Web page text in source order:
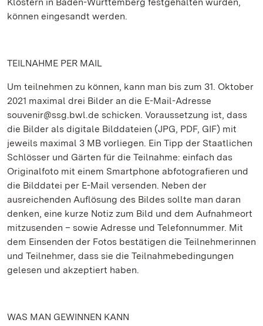
können eingesandt werden.
TEILNAHME PER MAIL
Um teilnehmen zu können, kann man bis zum 31. Oktober
2021 maximal drei Bilder an die E-Mail-Adresse
souvenir@ssg.bwl.de schicken. Voraussetzung ist, dass
die Bilder als digitale Bilddateien (JPG, PDF, GIF) mit
jeweils maximal 3 MB vorliegen. Ein Tipp der Staatlichen
Schlösser und Gärten für die Teilnahme: einfach das
Originalfoto mit einem Smartphone abfotografieren und
die Bilddatei per E-Mail versenden. Neben der
ausreichenden Auflösung des Bildes sollte man daran
denken, eine kurze Notiz zum Bild und dem Aufnahmeort
mitzusenden – sowie Adresse und Telefonnummer. Mit
dem Einsenden der Fotos bestätigen die Teilnehmerinnen
und Teilnehmer, dass sie die Teilnahmebedingungen
gelesen und akzeptiert haben.
WAS MAN GEWINNEN KANN